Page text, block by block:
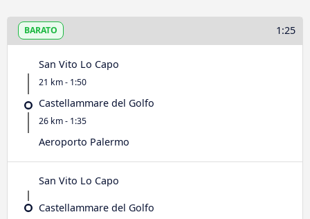
BARATO 1:25
San Vito Lo Capo
21 km - 1:50
Castellammare del Golfo
26 km - 1:35
Aeroporto Palermo
San Vito Lo Capo
Castellammare del Golfo